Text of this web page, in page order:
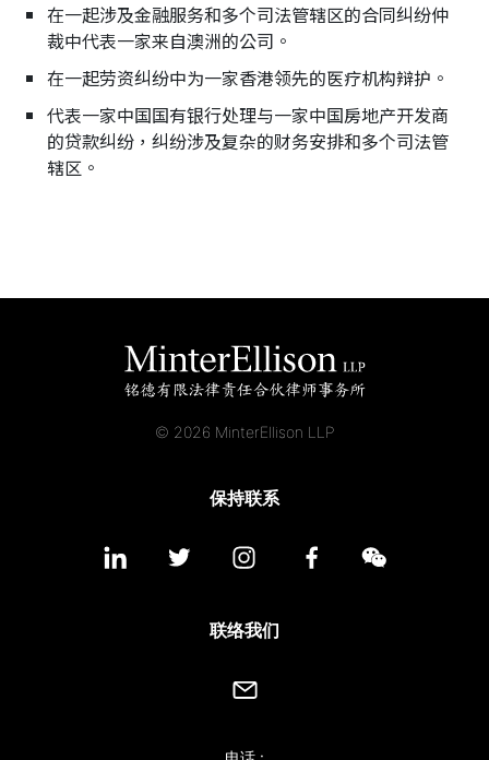
在一起涉及金融服务和多个司法管辖区的合同纠纷仲
裁中代表一家来自澳洲的公司。
在一起劳资纠纷中为一家香港领先的医疗机构辩护。
代表一家中国国有银行处理与一家中国房地产开发商
的贷款纠纷，纠纷涉及复杂的财务安排和多个司法管
辖区。
© 2026 MinterEllison LLP
保持联系
联络我们